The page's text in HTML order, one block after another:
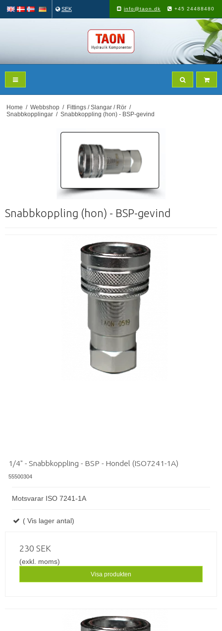
SEK info@taon.dk +45 24488480
Home / Webbshop / Fittings / Slangar / Rör /
Snabbkopplingar / Snabbkoppling (hon) - BSP-gevind
Snabbkoppling (hon) - BSP-gevind
1/4" - Snabbkoppling - BSP - Hondel (ISO7241-1A)
55500304
Motsvarar ISO 7241-1A
( Vis lager antal)
230 SEK
(exkl. moms)
Visa produkten